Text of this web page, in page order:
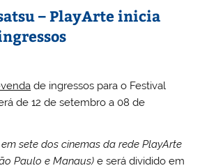
– PlayArte inicia
de ingressos para o Festival
de 12 de setembro a 08 de
sete dos cinemas da rede PlayArte
Paulo e Manaus)e será dividido em